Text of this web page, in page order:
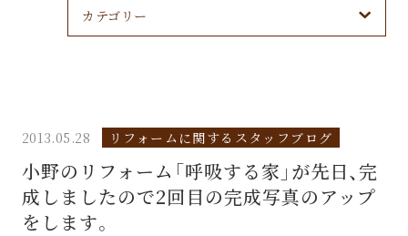
カテゴリー
2013.05.28 リフォームに関するスタッフブログ
小野のリフォーム「呼吸する家」が先日、完
成しましたので2回目の完成写真のアップ
をします。